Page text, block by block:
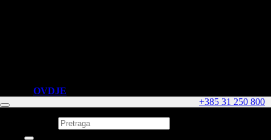
OVDJE
+385 31 250 800